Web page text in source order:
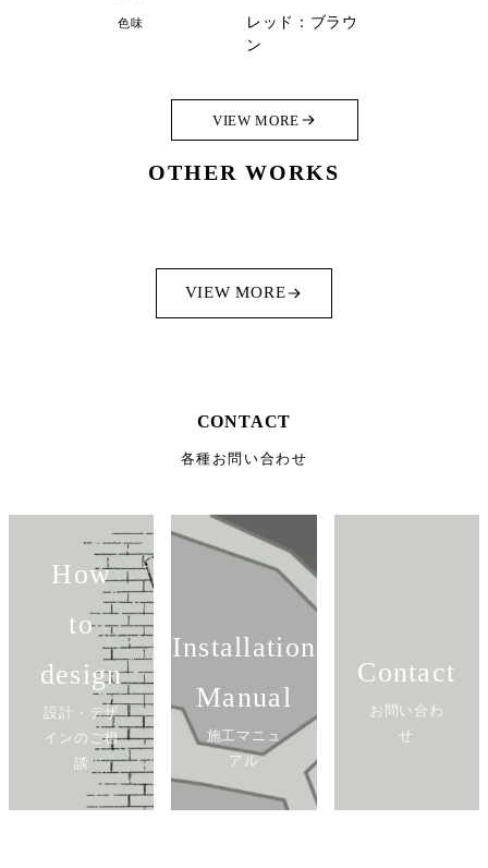
色味
レッド：ブラウ
ン
VIEW MORE
OTHER WORKS
VIEW MORE
CONTACT
各種お問い合わせ
How
to
design
設計・デザ
インのご相
談
Installation
Manual
施工マニュ
アル
Contact
お問い合わ
せ